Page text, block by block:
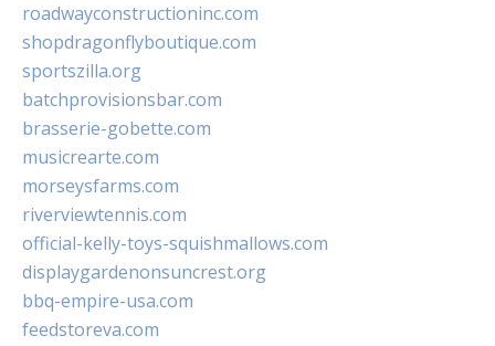
roadwayconstructioninc.com
shopdragonflyboutique.com
sportszilla.org
batchprovisionsbar.com
brasserie-gobette.com
musicrearte.com
morseysfarms.com
riverviewtennis.com
official-kelly-toys-squishmallows.com
displaygardenonsuncrest.org
bbq-empire-usa.com
feedstoreva.com